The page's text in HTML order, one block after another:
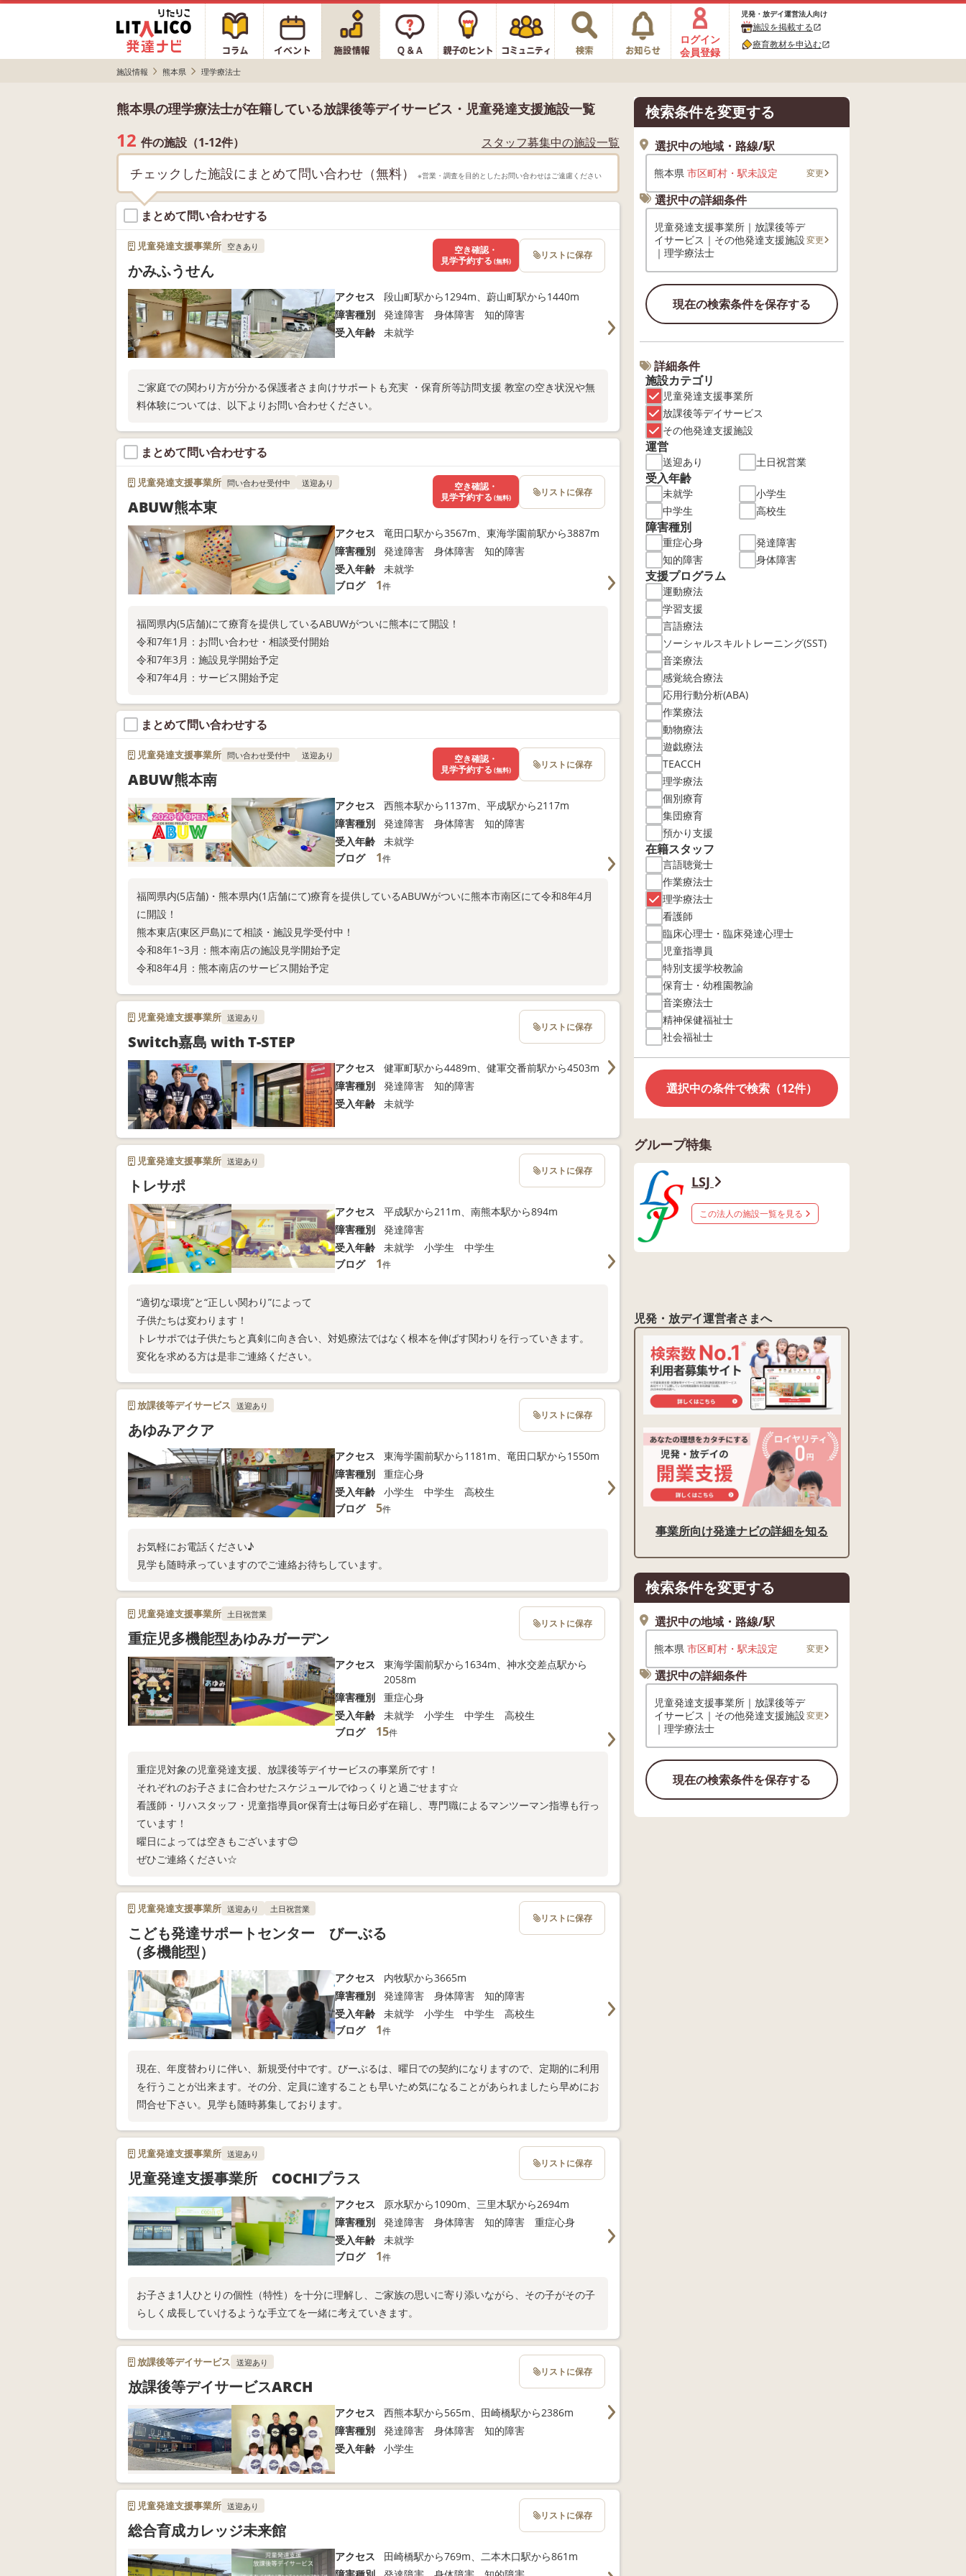
ログイン
会員登録
児発・放デイ運営法人向け
施設を掲載するopen_in_new
療育教材を申込むopen_in_new
施設情報 熊本県 理学療法士
熊本県の理学療法士が在籍している放課後等デイサービス・児童発達支援施設一覧
12 件の施設（1-12件） スタッフ募集中の施設一覧
チェックした施設にまとめて問い合わせ（無料） ※営業・調査を目的としたお問い合わせはご遠慮ください
まとめて問い合わせする
児童発達支援事業所 空きあり
かみふうせん
アクセス
段山町駅から1294m、蔚山町駅から1440m
障害種別
発達障害 身体障害 知的障害
受入年齢
未就学
ご家庭での関わり方が分かる保護者さま向けサポートも充実 ・保育所等訪問支援 教室の空き状況や無
料体験については、以下よりお問い合わせください。
空き確認・
見学予約する (無料) リストに保存
まとめて問い合わせする
児童発達支援事業所 問い合わせ受付中 送迎あり
ABUW熊本東
アクセス
竜田口駅から3567m、東海学園前駅から3887m
障害種別
発達障害 身体障害 知的障害
受入年齢
未就学
ブログ
1件
福岡県内(5店舗)にて療育を提供しているABUWがついに熊本にて開設！
令和7年1月：お問い合わせ・相談受付開始
令和7年3月：施設見学開始予定
令和7年4月：サービス開始予定
空き確認・
見学予約する (無料) リストに保存
まとめて問い合わせする
児童発達支援事業所 問い合わせ受付中 送迎あり
ABUW熊本南
アクセス
西熊本駅から1137m、平成駅から2117m
障害種別
発達障害 身体障害 知的障害
受入年齢
未就学
ブログ
1件
福岡県内(5店舗)・熊本県内(1店舗にて)療育を提供しているABUWがついに熊本市南区にて令和8年4月
に開設！
熊本東店(東区戸島)にて相談・施設見学受付中！
令和8年1~3月：熊本南店の施設見学開始予定
令和8年4月：熊本南店のサービス開始予定
空き確認・
見学予約する (無料) リストに保存
児童発達支援事業所 送迎あり
Switch嘉島 with T-STEP
アクセス
健軍町駅から4489m、健軍交番前駅から4503m
障害種別
発達障害 知的障害
受入年齢
未就学
リストに保存
児童発達支援事業所 送迎あり
トレサポ
アクセス
平成駅から211m、南熊本駅から894m
障害種別
発達障害
受入年齢
未就学 小学生 中学生
ブログ
1件
“​適切な環境”と“正しい関わり”によって
子供たちは変わります！
トレサポでは子供たちと真剣に向き合い、対処療法ではなく根本を伸ばす関わりを行っていきます。
変化を求める方は是非ご連絡ください。
リストに保存
放課後等デイサービス 送迎あり
あゆみアクア
アクセス
東海学園前駅から1181m、竜田口駅から1550m
障害種別
重症心身
受入年齢
小学生 中学生 高校生
ブログ
5件
お気軽にお電話ください♪
見学も随時承っていますのでご連絡お待ちしています。
リストに保存
児童発達支援事業所 土日祝営業
重症児多機能型あゆみガーデン
アクセス
東海学園前駅から1634m、神水交差点駅から
2058m
障害種別
重症心身
受入年齢
未就学 小学生 中学生 高校生
ブログ
15件
重症児対象の児童発達支援、放課後等デイサービスの事業所です！
それぞれのお子さまに合わせたスケジュールでゆっくりと過ごせます☆
看護師・リハスタッフ・児童指導員or保育士は毎日必ず在籍し、専門職によるマンツーマン指導も行っ
ています！
曜日によっては空きもございます😊
ぜひご連絡ください☆
リストに保存
児童発達支援事業所 送迎あり 土日祝営業
こども発達サポートセンター びーぶる
（多機能型）
アクセス
内牧駅から3665m
障害種別
発達障害 身体障害 知的障害
受入年齢
未就学 小学生 中学生 高校生
ブログ
1件
現在、年度替わりに伴い、新規受付中です。びーぶるは、曜日での契約になりますので、定期的に利用
を行うことが出来ます。その分、定員に達することも早いため気になることがあられましたら早めにお
問合せ下さい。見学も随時募集しております。
リストに保存
児童発達支援事業所 送迎あり
児童発達支援事業所 COCHIプラス
アクセス
原水駅から1090m、三里木駅から2694m
障害種別
発達障害 身体障害 知的障害 重症心身
受入年齢
未就学
ブログ
1件
お子さま1人ひとりの個性（特性）を十分に理解し、ご家族の思いに寄り添いながら、その子がその子
らしく成長していけるような手立てを一緒に考えていきます。
リストに保存
放課後等デイサービス 送迎あり
放課後等デイサービスARCH
アクセス
西熊本駅から565m、田崎橋駅から2386m
障害種別
発達障害 身体障害 知的障害
受入年齢
小学生
リストに保存
児童発達支援事業所 送迎あり
総合育成カレッジ未来館
アクセス
田崎橋駅から769m、二本木口駅から861m
リストに保存
検索条件を変更する
選択中の地域・路線/駅
熊本県 市区町村・駅未設定 変更
選択中の詳細条件
児童発達支援事業所｜放課後等デ
イサービス｜その他発達支援施設
｜理学療法士
変更
現在の検索条件を保存する
詳細条件
施設カテゴリ
児童発達支援事業所
放課後等デイサービス
その他発達支援施設
運営
送迎あり 土日祝営業
受入年齢
未就学
小学生
中学生
高校生
障害種別
重症心身
発達障害
知的障害
身体障害
支援プログラム
運動療法
学習支援
言語療法
ソーシャルスキルトレーニング(SST)
音楽療法
感覚統合療法
応用行動分析(ABA)
作業療法
動物療法
遊戯療法
TEACCH
理学療法
個別療育
集団療育
預かり支援
在籍スタッフ
言語聴覚士
作業療法士
理学療法士
看護師
臨床心理士・臨床発達心理士
児童指導員
特別支援学校教諭
保育士・幼稚園教諭
音楽療法士
精神保健福祉士
社会福祉士
選択中の条件で検索（12件）
グループ特集
LSJ
この法人の施設一覧を見る
児発・放デイ運営者さまへ
事業所向け発達ナビの詳細を知る
検索条件を変更する
選択中の地域・路線/駅
熊本県 市区町村・駅未設定 変更
選択中の詳細条件
児童発達支援事業所｜放課後等デ
イサービス｜その他発達支援施設
｜理学療法士
変更
現在の検索条件を保存する